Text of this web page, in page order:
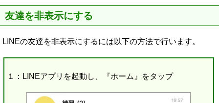
友達を非表示にする
LINEの友達を非表示にするには以下の方法で行います。
１：LINEアプリを起動し、『ホーム』をタップ